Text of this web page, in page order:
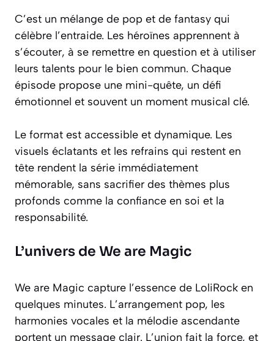
C’est un mélange de pop et de fantasy qui
célèbre l’entraide. Les héroïnes apprennent à
s’écouter, à se remettre en question et à utiliser
leurs talents pour le bien commun. Chaque
épisode propose une mini-quête, un défi
émotionnel et souvent un moment musical clé.
Le format est accessible et dynamique. Les
visuels éclatants et les refrains qui restent en
tête rendent la série immédiatement
mémorable, sans sacrifier des thèmes plus
profonds comme la confiance en soi et la
responsabilité.
L’univers de We are Magic
We are Magic capture l’essence de LoliRock en
quelques minutes. L’arrangement pop, les
harmonies vocales et la mélodie ascendante
portent un message clair. L’union fait la force, et